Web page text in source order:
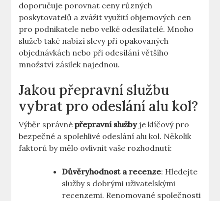
doporučuje porovnat ceny různých
poskytovatelů a zvážit využití objemových cen
pro podnikatele nebo velké odesílatelé. Mnoho
služeb také nabízí slevy při opakovaných
objednávkách nebo při odesílání většího
množství zásilek najednou.
Jakou přepravní službu
vybrat pro odeslání alu kol?
Výběr správnépřepravní službyje klíčový pro
bezpečné a spolehlivé odeslání alu kol. Několik
faktorů by mělo ovlivnit vaše rozhodnutí:
Důvěryhodnost a recenze: Hledejte
služby s dobrými uživatelskými
recenzemi. Renomované společnosti